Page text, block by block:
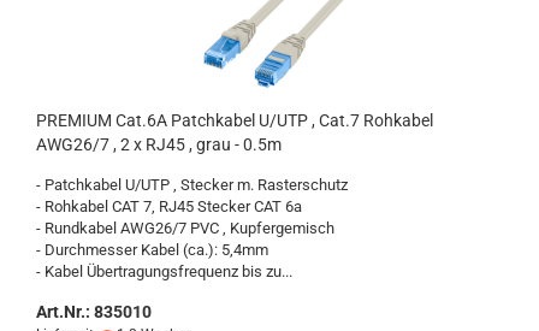
PRE­MI­UM Cat.6A Patch­ka­bel U/UTP , Cat.7 Roh­ka­bel
AWG26/7 , 2 x RJ45 , grau - 0.5m
- Patch­ka­bel U/UTP , Ste­cker m. Ras­ter­schutz
- Roh­ka­bel CAT 7, RJ45 Ste­cker CAT 6a
- Rund­ka­bel AWG26/7 PVC , Kup­fer­ge­misch
- Durch­mes­ser Kabel (ca.): 5,4mm
- Kabel Über­tra­gungs­fre­quenz bis zu...
Art.Nr.: 835010